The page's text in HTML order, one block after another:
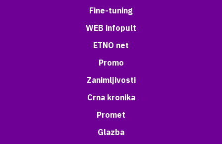
Fine-tuning
WEB infopult
ETNO net
Promo
Zanimljivosti
Crna kronika
Promet
Glazba